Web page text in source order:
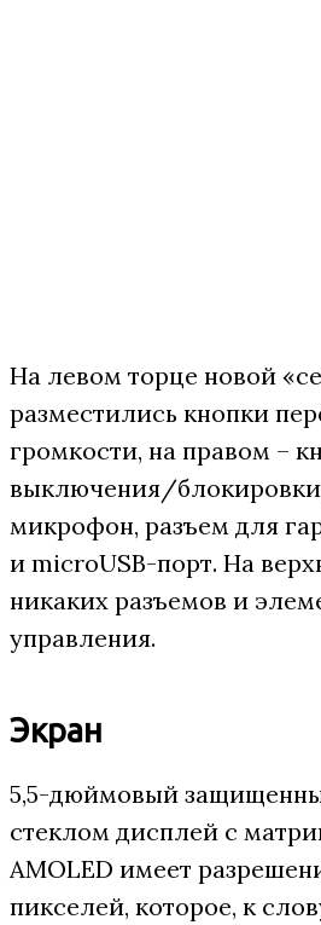
На левом торце новой
разместились кнопки
громкости, на правом –
выключения/
микрофон, разъем для
и microUSB-порт. На
никаких разъемов и
управления.
Экран
5,5-дюймовый
стеклом дисплей с
AMOLED имеет
пикселей, которое, к